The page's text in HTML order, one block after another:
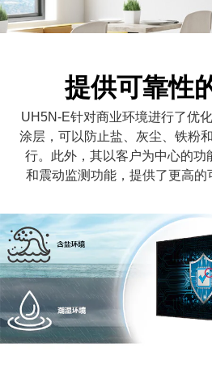
提供可靠性
UH5N-E针对商业环境进行了优
涂层，可以防止盐、灰尘、铁粉
行。此外，其以客户为中心的功
和震动监测功能，提供了更高的